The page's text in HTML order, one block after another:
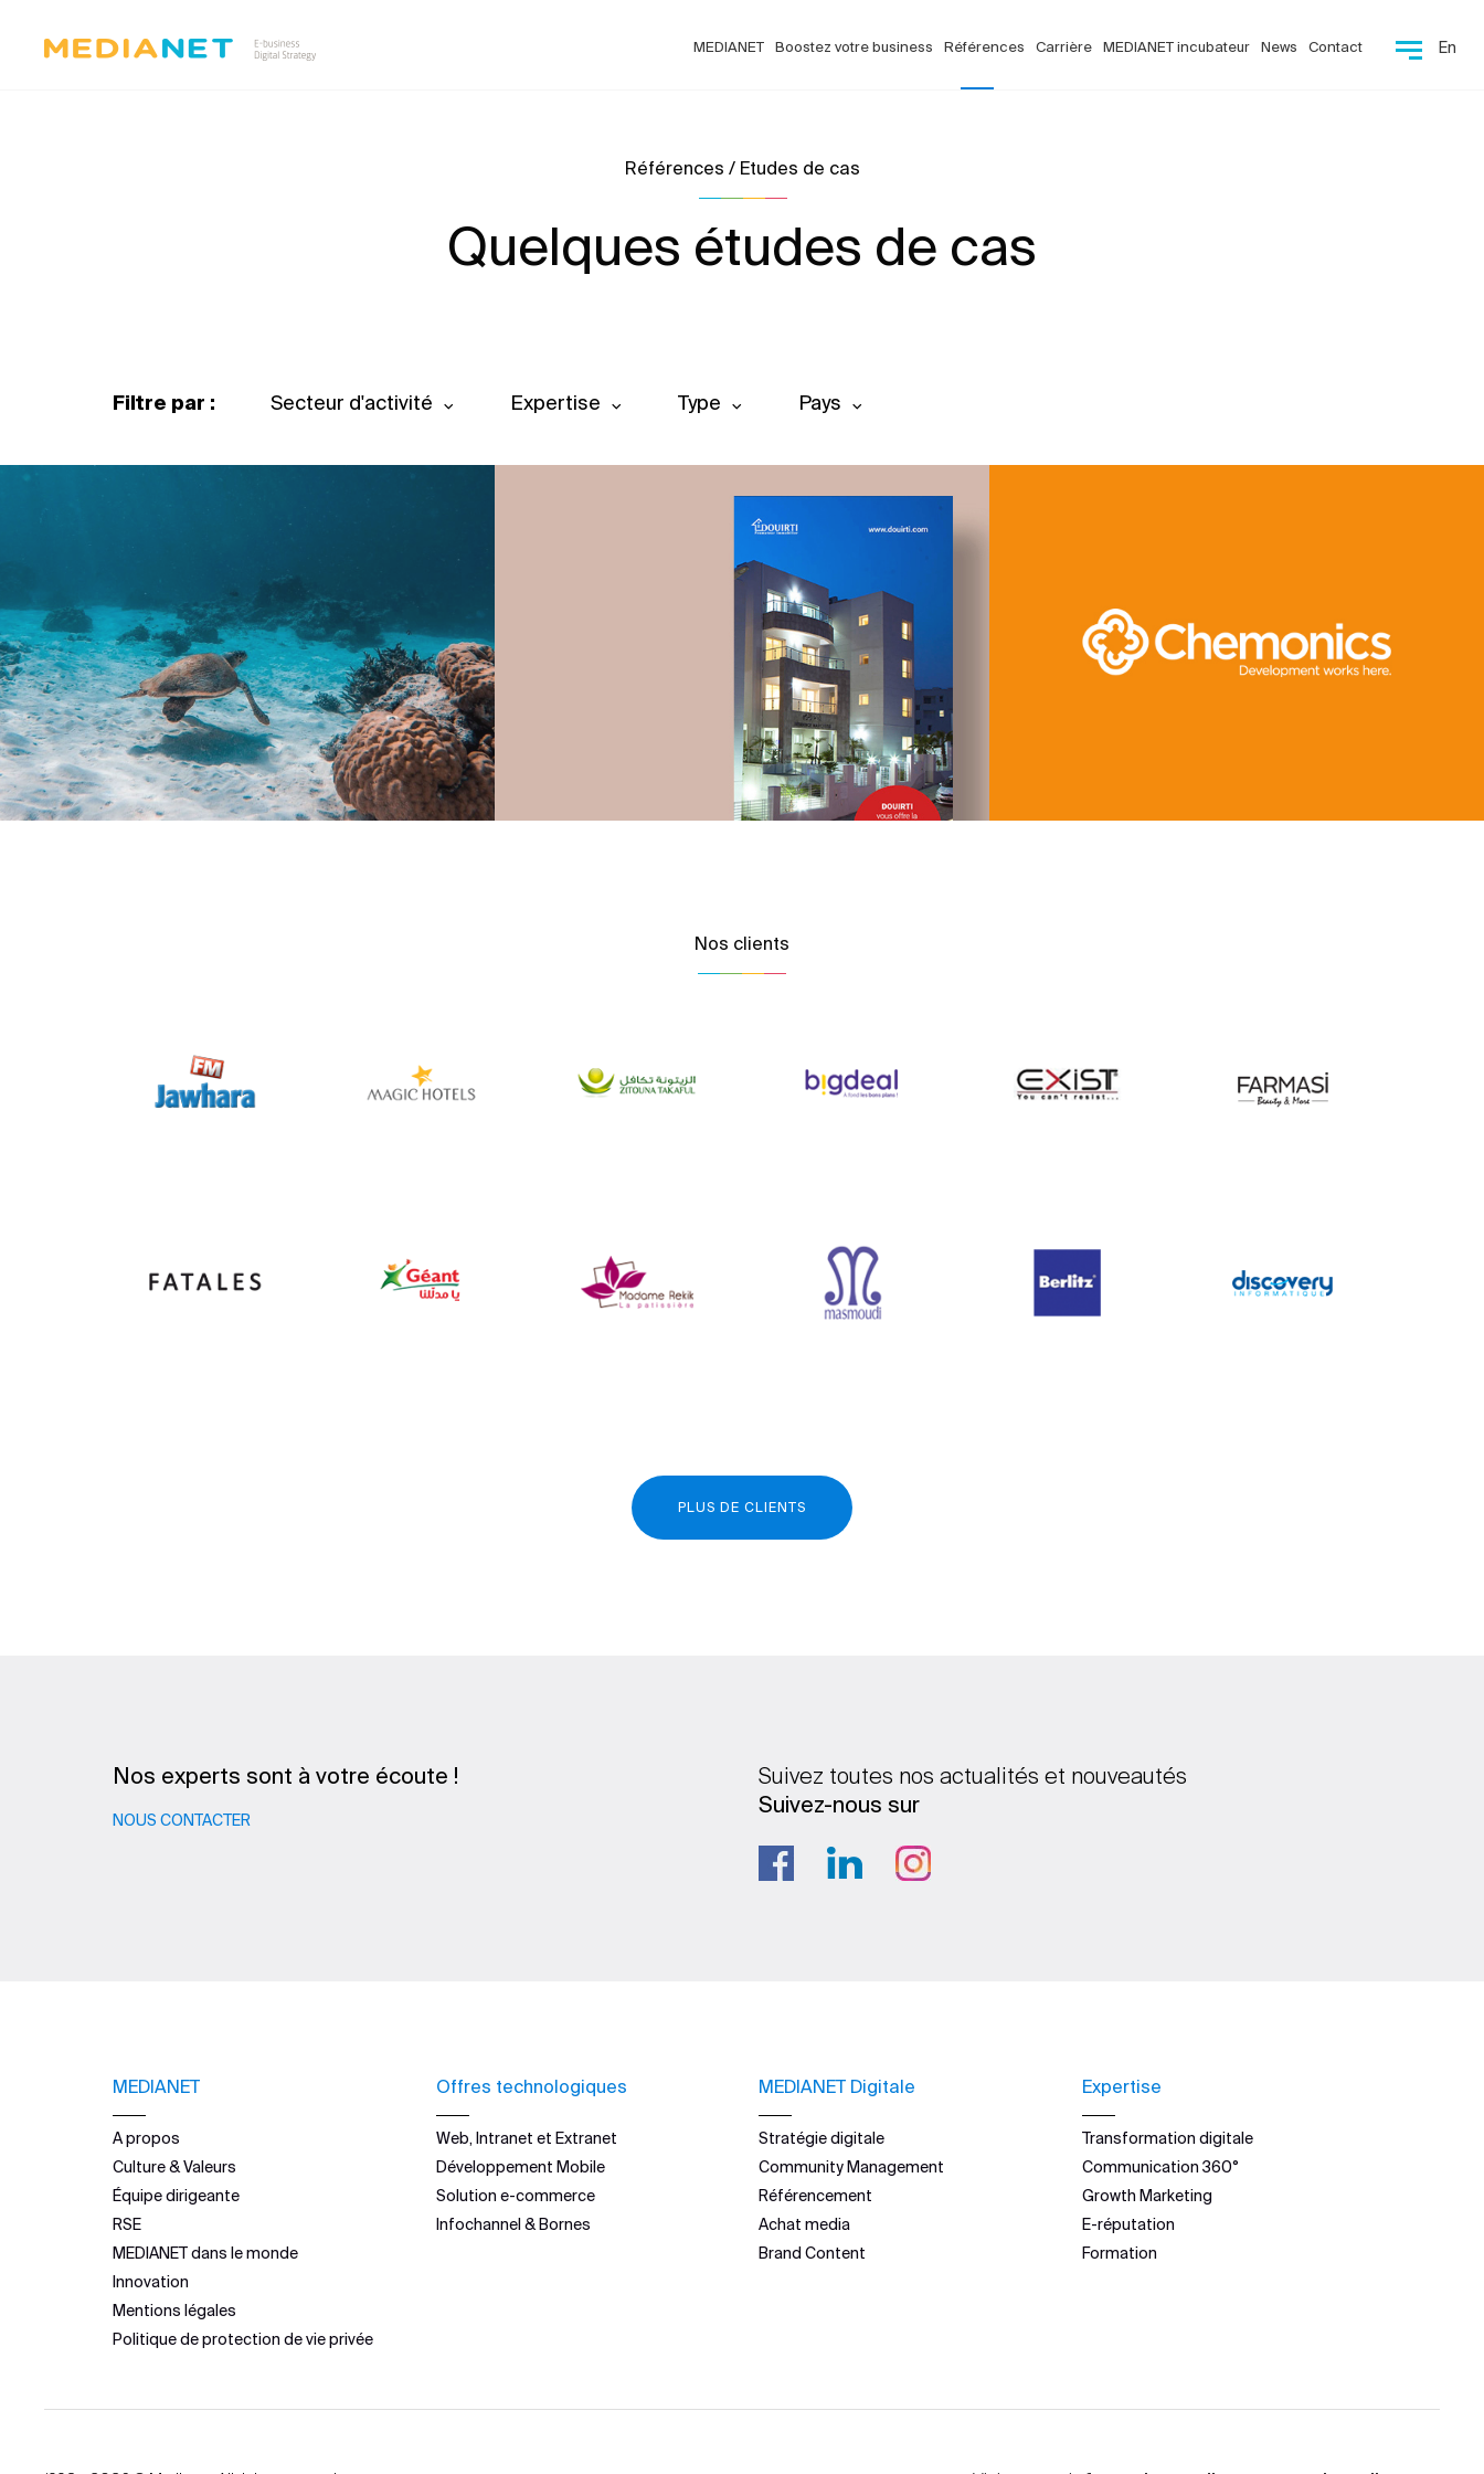
MEDIANET Boostez votre business Références Carrière MEDIANET incubateur News Contact En
Références / Etudes de cas
Quelques études de cas
Filtre par : Secteur d'activité Expertise Type Pays
Marketing Digital & Com 360°
Plateformes digitales
Stratégie Social Media
Web, Intranet et Extranet
Achat media
Chemonics ‘programme USAID
Marketing Digital & Com 360°
Nos clients
PLUS DE CLIENTS
Nos experts sont à votre écoute !
NOUS CONTACTER
Suivez toutes nos actualités et nouveautés
Suivez-nous sur
MEDIANET
A propos
Culture & Valeurs
Équipe dirigeante
RSE
MEDIANET dans le monde
Innovation
Mentions légales
Politique de protection de vie privée
Offres technologiques
Web, Intranet et Extranet
Développement Mobile
Solution e-commerce
Infochannel & Bornes
MEDIANET Digitale
Stratégie digitale
Community Management
Référencement
Achat media
Brand Content
Expertise
Transformation digitale
Communication 360°
Growth Marketing
E-réputation
Formation